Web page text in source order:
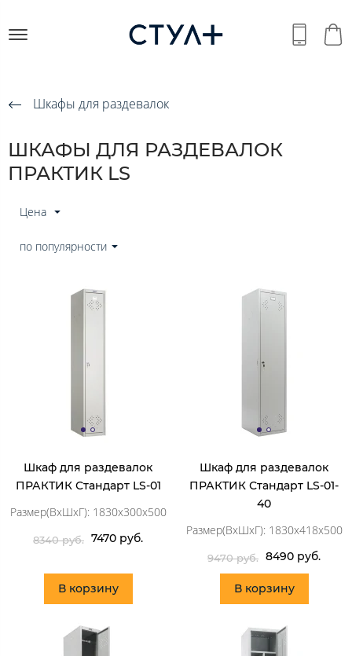
Шкафы для раздевалок
ШКАФЫ ДЛЯ РАЗДЕВАЛОК
ПРАКТИК LS
Цена
по популярности
Шкаф для раздевалок
ПРАКТИК Стандарт LS-01
Размер(ВхШхГ): 1830x300x500
8340 руб. 7470 руб.
В корзину
Шкаф для раздевалок
ПРАКТИК Стандарт LS-01-
40
Размер(ВхШхГ): 1830x418x500
9470 руб. 8490 руб.
В корзину